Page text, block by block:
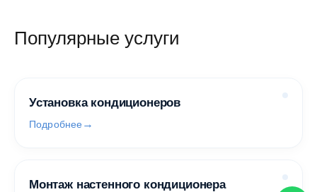
Популярные услуги
Установка кондиционеров
Подробнее
Монтаж настенного кондиционера